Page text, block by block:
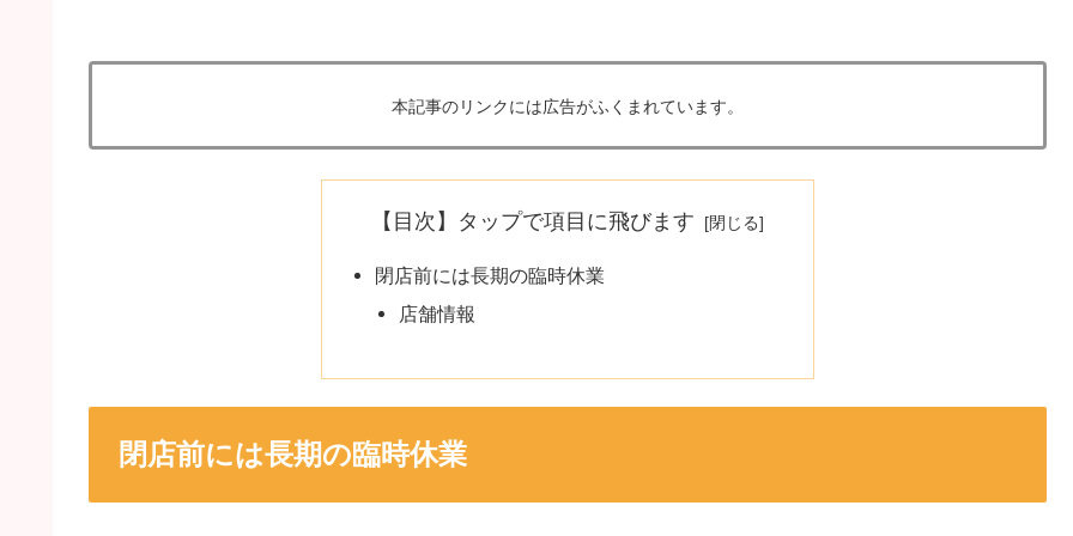
本記事のリンクには広告がふくまれています。
【目次】タップで項目に飛びます
閉店前には長期の臨時休業
店舗情報
閉店前には長期の臨時休業